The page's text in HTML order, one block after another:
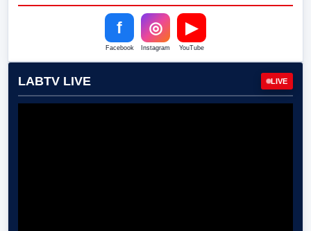
f
Facebook
◎
Instagram
▶
YouTube
LABTV LIVE LIVE